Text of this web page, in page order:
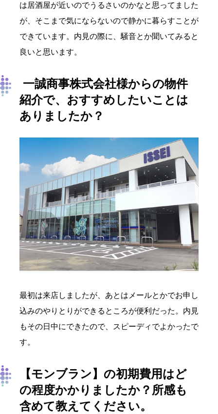
は居酒屋が近いのでうるさいのかなと思ってました
が、そこまで気にならないので静かに暮らすことが
できています。内見の際に、騒音とか聞いてみると
良いと思います。
一誠商事株式会社様からの物件
紹介で、おすすめしたいことは
ありましたか？
最初は来店しましたが、あとはメールとかでお申し
込みのやりとりができるところが便利だった。内見
もその日中にできたので、スピーディでよかったで
す。
【モンブラン】の初期費用はど
の程度かかりましたか？ 所感も
含めて教えてください。